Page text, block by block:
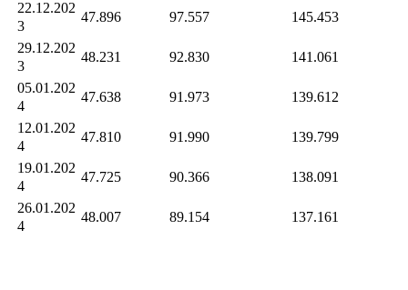
22.12.202
3
47.896 97.557
145.453
29.12.202
3
48.231 92.830
141.061
05.01.202
4
47.638 91.973
139.612
12.01.202
4
47.810 91.990
139.799
19.01.202
4
47.725 90.366
138.091
26.01.202
4
48.007 89.154 137.161